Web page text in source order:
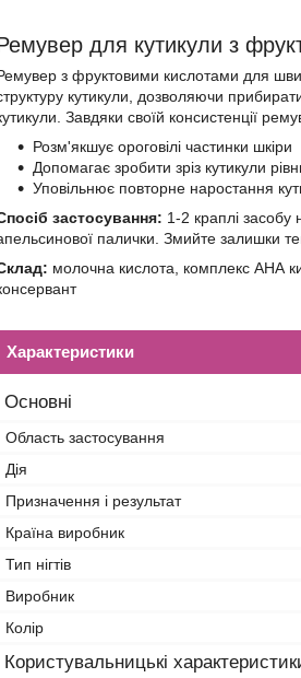
для кутикули з
з фруктовими кислотами для
кутикули, дозволяючи
Завдяки своїй консистенції
Розм'якшує ороговілі частинки шкіри
Допомагає зробити зріз кутикули
Уповільнює повторне наростання
застосування: 1-2 краплі
палички. Змийте залишки
молочна кислота, комплекс АНА
Характеристики
Основні
Область застосування
Дія
Призначення і результат
Країна виробник
Тип нігтів
Виробник
Колір
Користувальницькі